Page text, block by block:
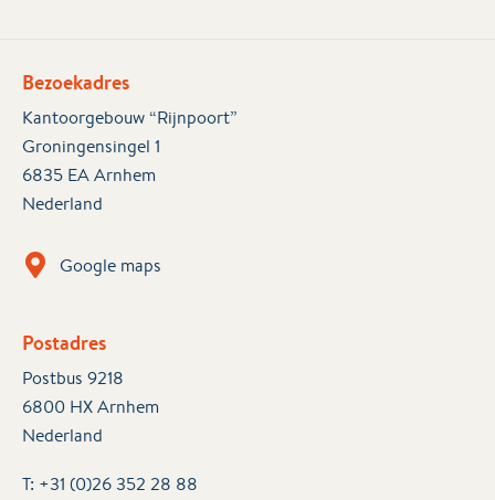
Bezoekadres
Kantoorgebouw “Rijnpoort”
Groningensingel 1
6835 EA Arnhem
Nederland
Google maps
Postadres
Postbus 9218
6800 HX Arnhem
Nederland
T: +31 (0)26 352 28 88